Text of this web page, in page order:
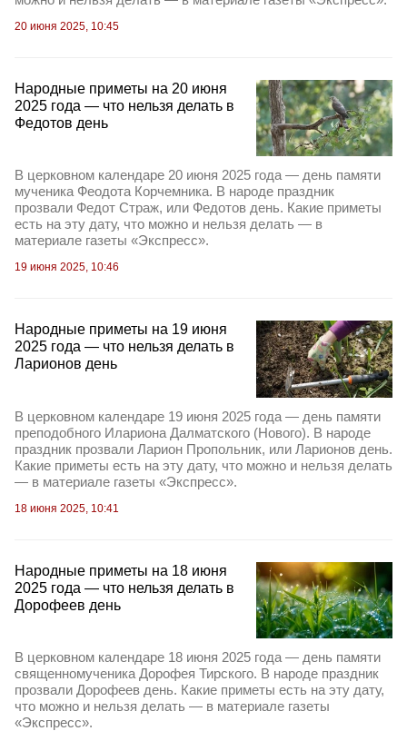
20 июня 2025, 10:45
Народные приметы на 20 июня
2025 года — что нельзя делать в
Федотов день
В церковном календаре 20 июня 2025 года — день памяти
мученика Феодота Корчемника. В народе праздник
прозвали Федот Страж, или Федотов день. Какие приметы
есть на эту дату, что можно и нельзя делать — в
материале газеты «Экспресс».
19 июня 2025, 10:46
Народные приметы на 19 июня
2025 года — что нельзя делать в
Ларионов день
В церковном календаре 19 июня 2025 года — день памяти
преподобного Илариона Далматского (Нового). В народе
праздник прозвали Ларион Пропольник, или Ларионов день.
Какие приметы есть на эту дату, что можно и нельзя делать
— в материале газеты «Экспресс».
18 июня 2025, 10:41
Народные приметы на 18 июня
2025 года — что нельзя делать в
Дорофеев день
В церковном календаре 18 июня 2025 года — день памяти
священномученика Дорофея Тирского. В народе праздник
прозвали Дорофеев день. Какие приметы есть на эту дату,
что можно и нельзя делать — в материале газеты
«Экспресс».